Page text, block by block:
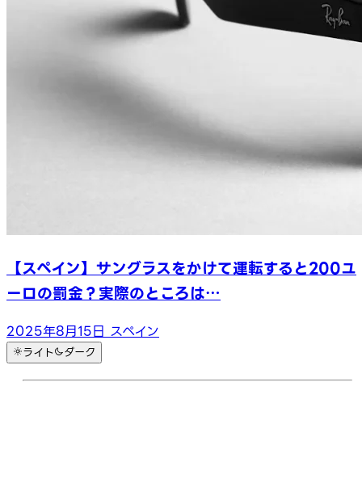
【スペイン】サングラスをかけて運転すると200ユ
ーロの罰金？実際のところは…
2025年8月15日 スペイン
ライト ダーク